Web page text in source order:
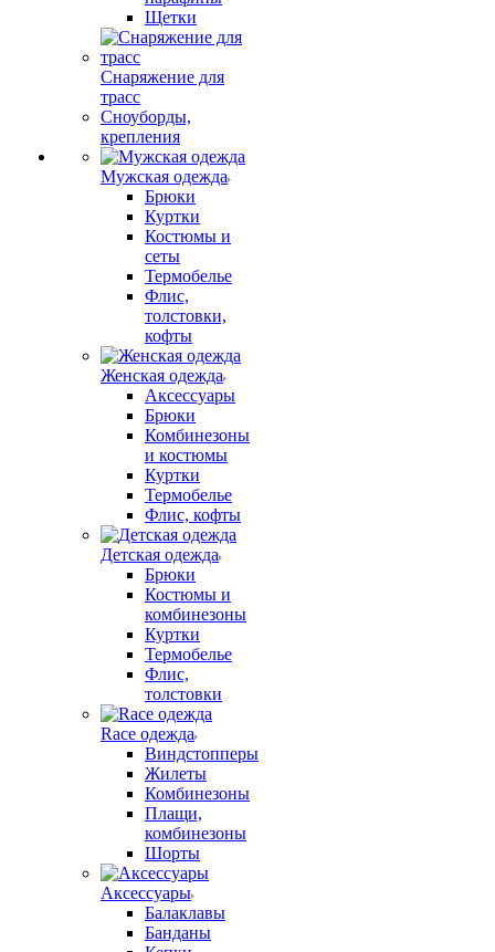
Щетки
Снаряжение для
трасс
Сноуборды,
крепления
Мужская одежда
Брюки
Куртки
Костюмы и
сеты
Термобелье
Флис,
толстовки,
кофты
Женская одежда
Аксессуары
Брюки
Комбинезоны
и костюмы
Куртки
Термобелье
Флис, кофты
Детская одежда
Брюки
Костюмы и
комбинезоны
Куртки
Термобелье
Флис,
толстовки
Race одежда
Виндстопперы
Жилеты
Комбинезоны
Плащи,
комбинезоны
Шорты
Аксессуары
Балаклавы
Банданы